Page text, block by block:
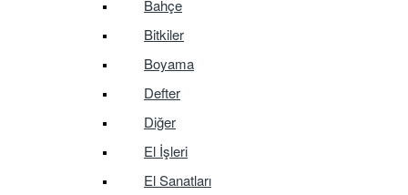
Bahçe
Bitkiler
Boyama
Defter
Diğer
El İşleri
El Sanatları